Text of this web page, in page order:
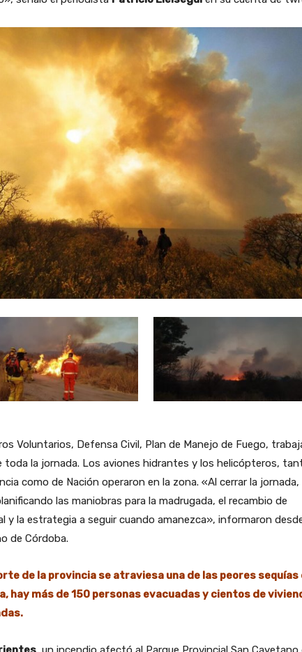
Voluntarios, Defensa Civil, Plan de Manejo de Fuego,
toda la jornada. Los aviones hidrantes y los helicópteros,
como de Nación operaron en la zona. «Al cerrar la jornada,
las maniobras para la madrugada, el recambio de
y la estrategia a seguir cuando amanezca», informaron
de Córdoba.
de la provincia se atraviesa una de las peores sequías
hay más de 150 personas evacuadas y cientos de